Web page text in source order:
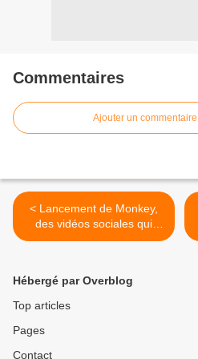
Commentaires
Ajouter un commentaire
< Lancement de Monkey,
des vidéos sociales qui
prennent le temps
Hébergé par Overblog
Top articles
Pages
Contact